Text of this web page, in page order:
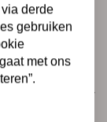
derde
gebruiken
met ons